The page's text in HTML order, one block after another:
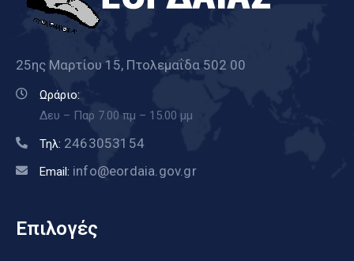
25ης Μαρτίου 15, Πτολεμαΐδα 502 00
Ωράριο:
Δευ – Παρ 7.00 πμ – 15.00 μμ
Τηλ: 2463053154
Email: info@eordaia.gov.gr
Επιλογές